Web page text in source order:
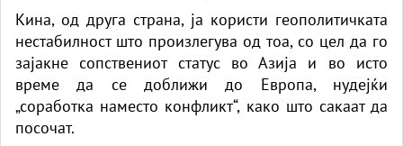
Кина, од друга страна, ја користи геополитичката
нестабилност што произлегува од тоа, со цел да го
зајакне сопствениот статус во Азија и во исто
време да се доближи до Европа, нудејќи
„соработка наместо конфликт“, како што сакаат да
посочат.